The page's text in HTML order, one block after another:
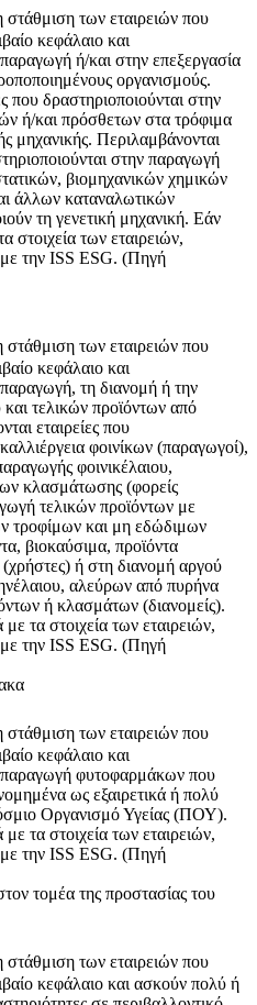
στάθμιση των εταιρειών που
κεφάλαιο και
ή/και στην επεξεργασία
οργανισμούς.
που δραστηριοποιούνται στην
ή/και πρόσθετων στα τρόφιμα
μηχανικής. Περιλαμβάνονται
στην παραγωγή
βιομηχανικών χημικών
άλλων καταναλωτικών
τη γενετική μηχανική. Εάν
στοιχεία των εταιρειών,
με την ISS ESG. (Πηγή
στάθμιση των εταιρειών που
κεφάλαιο και
τη διανομή ή την
και τελικών προϊόντων από
εταιρείες που
φοινίκων (παραγωγοί),
φοινικέλαιου,
κλασμάτωσης (φορείς
τελικών προϊόντων με
τροφίμων και μη εδώδιμων
βιοκαύσιμα, προϊόντα
ή στη διανομή αργού
αλεύρων από πυρήνα
ή κλασμάτων (διανομείς).
τα στοιχεία των εταιρειών,
με την ISS ESG. (Πηγή
στάθμιση των εταιρειών που
κεφάλαιο και
παραγωγή φυτοφαρμάκων που
ως εξαιρετικά ή πολύ
Οργανισμό Υγείας (ΠΟΥ).
τα στοιχεία των εταιρειών,
με την ISS ESG. (Πηγή
τομέα της προστασίας του
στάθμιση των εταιρειών που
κεφάλαιο και ασκούν πολύ ή